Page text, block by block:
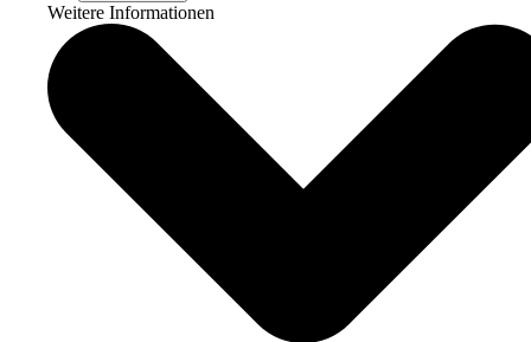
Weitere Informationen